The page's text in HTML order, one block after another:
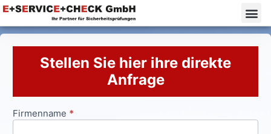
Stellen Sie hier ihre direkte
Anfrage
Anfrageformular
Firmenname *